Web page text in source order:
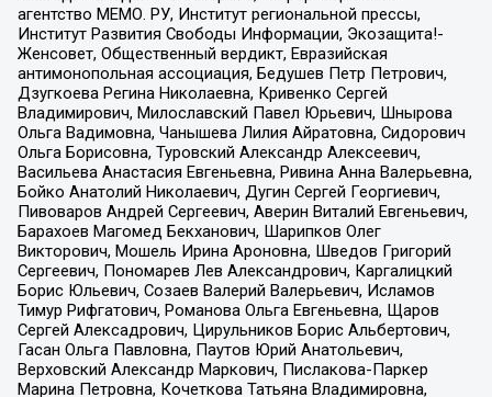
агентство МЕМО. РУ, Институт региональной прессы,
Институт Развития Свободы Информации, Экозащита!-
Женсовет, Общественный вердикт, Евразийская
антимонопольная ассоциация, Бедушев Петр Петрович,
Дзугкоева Регина Николаевна, Кривенко Сергей
Владимирович, Милославский Павел Юрьевич, Шнырова
Ольга Вадимовна, Чанышева Лилия Айратовна, Сидорович
Ольга Борисовна, Туровский Александр Алексеевич,
Васильева Анастасия Евгеньевна, Ривина Анна Валерьевна,
Бойко Анатолий Николаевич, Дугин Сергей Георгиевич,
Пивоваров Андрей Сергеевич, Аверин Виталий Евгеньевич,
Барахоев Магомед Бекханович, Шарипков Олег
Викторович, Мошель Ирина Ароновна, Шведов Григорий
Сергеевич, Пономарев Лев Александрович, Каргалицкий
Борис Юльевич, Созаев Валерий Валерьевич, Исламов
Тимур Рифгатович, Романова Ольга Евгеньевна, Щаров
Сергей Алексадрович, Цирульников Борис Альбертович,
Гасан Ольга Павловна, Паутов Юрий Анатольевич,
Верховский Александр Маркович, Пислакова-Паркер
Марина Петровна, Кочеткова Татьяна Владимировна,